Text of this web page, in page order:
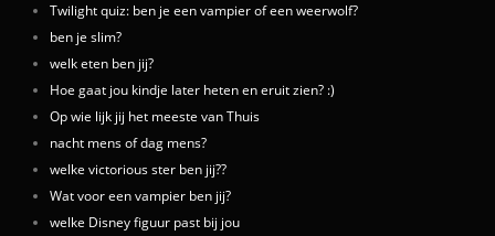
Twilight quiz: ben je een vampier of een weerwolf?
ben je slim?
welk eten ben jij?
Hoe gaat jou kindje later heten en eruit zien? :)
Op wie lijk jij het meeste van Thuis
nacht mens of dag mens?
welke victorious ster ben jij??
Wat voor een vampier ben jij?
welke Disney figuur past bij jou